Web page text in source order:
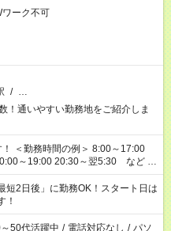
ーク不可
/ …
！通いやすい勤務地をご紹介しま
～19:00 20:30～翌5:30 など ★
勤のみ、残業なし、交替制など
2日後」に勤務OK！スタート日は
！
50代活躍中 / 電話対応なし / パソ